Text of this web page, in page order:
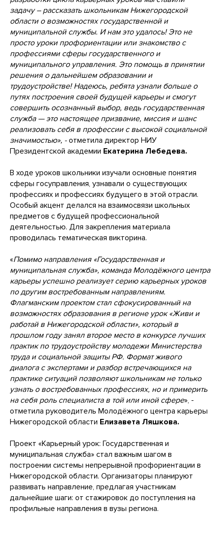
задачу – рассказать школьникам Нижегородской
области о возможностях государственной и
муниципальной службы. И нам это удалось! Это не
просто уроки профориентации или знакомство с
профессиями сферы государственного и
муниципального управления. Это помощь в принятии
решения о дальнейшем образовании и
трудоустройстве! Надеюсь, ребята узнали больше о
путях построения своей будущей карьеры и смогут
совершить осознанный выбор, ведь государственная
служба — это настоящее призвание, миссия и шанс
реализовать себя в профессии с высокой социальной
значимостью», -отметила директор НИУ
Президентской академии Екатерина Лебедева.
В ходе уроков школьники изучали основные понятия
сферы госуправления, узнавали о существующих
профессиях и профессиях будущего в этой отрасли.
Особый акцент делался на взаимосвязи школьных
предметов с будущей профессиональной
деятельностью. Для закрепления материала
проводилась тематическая викторина.
«Помимо направления «Государственная и
муниципальная служба», команда Молодёжного центра
карьеры успешно реализует серию карьерных уроков
по другим востребованным направлениям.
Флагманским проектом стал сфокусированный на
возможностях образования в регионе урок «Живи и
работай в Нижегородской области», который в
прошлом году занял второе место в конкурсе лучших
практик по трудоустройству молодежи Министерства
труда и социальной защиты РФ. Формат живого
диалога с экспертами и разбор встречающихся на
практике ситуаций позволяют школьникам не только
узнать о востребованных профессиях, но и примерить
на себя роль специалиста в той или иной сфере», -
отметила руководитель Молодёжного центра карьеры
Нижегородской области Елизавета Ляшкова.
Проект «Карьерный урок: Государственная и
муниципальная служба» стал важным шагом в
построении системы непрерывной профориентации в
Нижегородской области. Организаторы планируют
развивать направление, предлагая участникам
дальнейшие шаги: от стажировок до поступления на
профильные направления в вузы региона.